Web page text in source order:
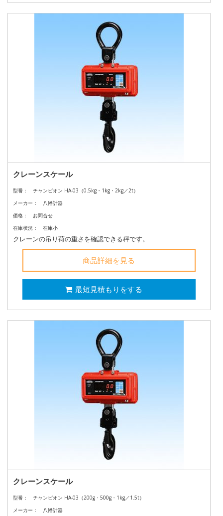
クレーンスケール
型番：
チャンピオン HA-03（0.5kg・1kg・2kg／2t）
メーカー：
八幡計器
価格：
お問合せ
在庫状況：
在庫小
クレーンの吊り荷の重さを確認できる秤です。
商品詳細を見る
最短見積もりをする
クレーンスケール
型番：
チャンピオン HA-03（200g・500g・1kg／1.5t）
メーカー：
八幡計器